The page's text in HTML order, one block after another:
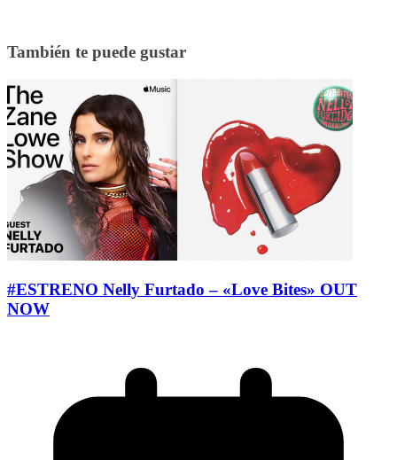
También te puede gustar
#ESTRENO Nelly Furtado – «Love Bites» OUT
NOW